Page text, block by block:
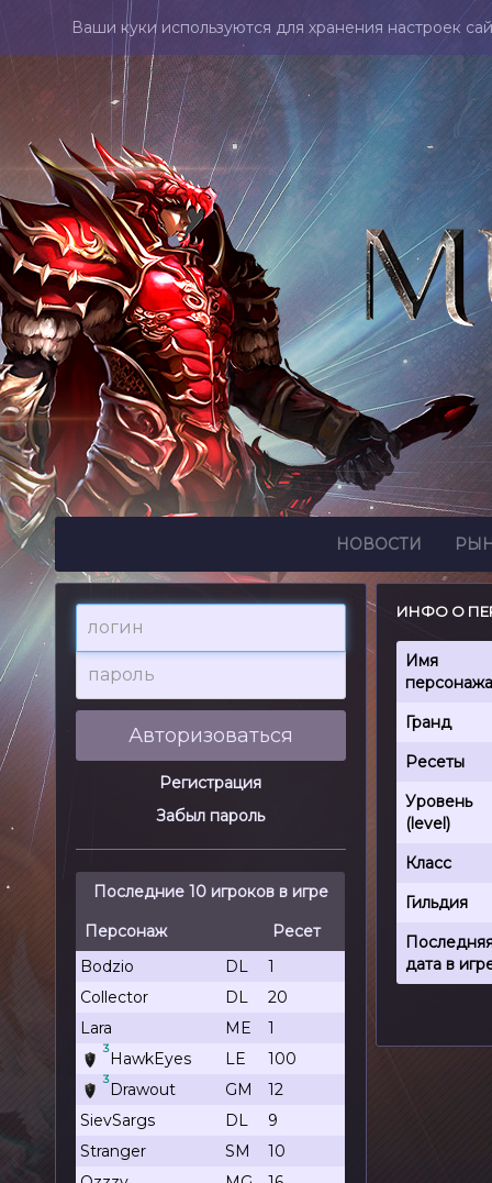
Ваши куки используются для хранения настроек
НОВОСТИ
логин
пароль
Авторизоваться
Регистрация
Забыл пароль
Последние 10 игроков в игре
Персонаж
Ресет
Bodzio
DL
1
Collector
DL
20
Lara
ME 1
3
HawkEyes LE 100
3
Drawout GM
12
SievSargs
DL
9
Stranger
SM
10
ИНФО О
Имя
персонажа
Гранд
Ресеты
Уровень
(level)
Класс
Гильдия
дата в